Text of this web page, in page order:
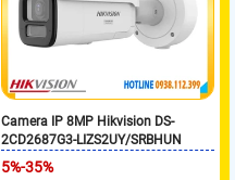
Camera IP 8MP Hikvision DS-
2CD2687G3-LIZS2UY/SRBHUN
5%-35%